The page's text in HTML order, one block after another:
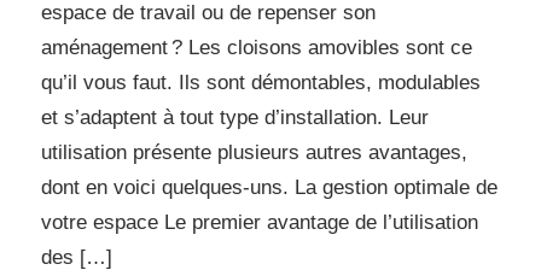
espace de travail ou de repenser son
aménagement ? Les cloisons amovibles sont ce
qu’il vous faut. Ils sont démontables, modulables
et s’adaptent à tout type d’installation. Leur
utilisation présente plusieurs autres avantages,
dont en voici quelques-uns. La gestion optimale de
votre espace Le premier avantage de l’utilisation
des […]